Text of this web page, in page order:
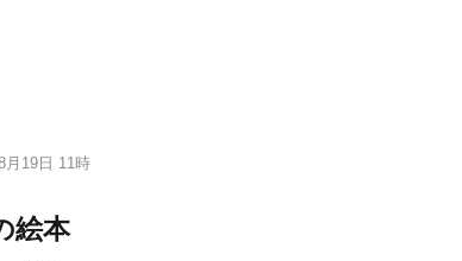
月19日 11時
絵本